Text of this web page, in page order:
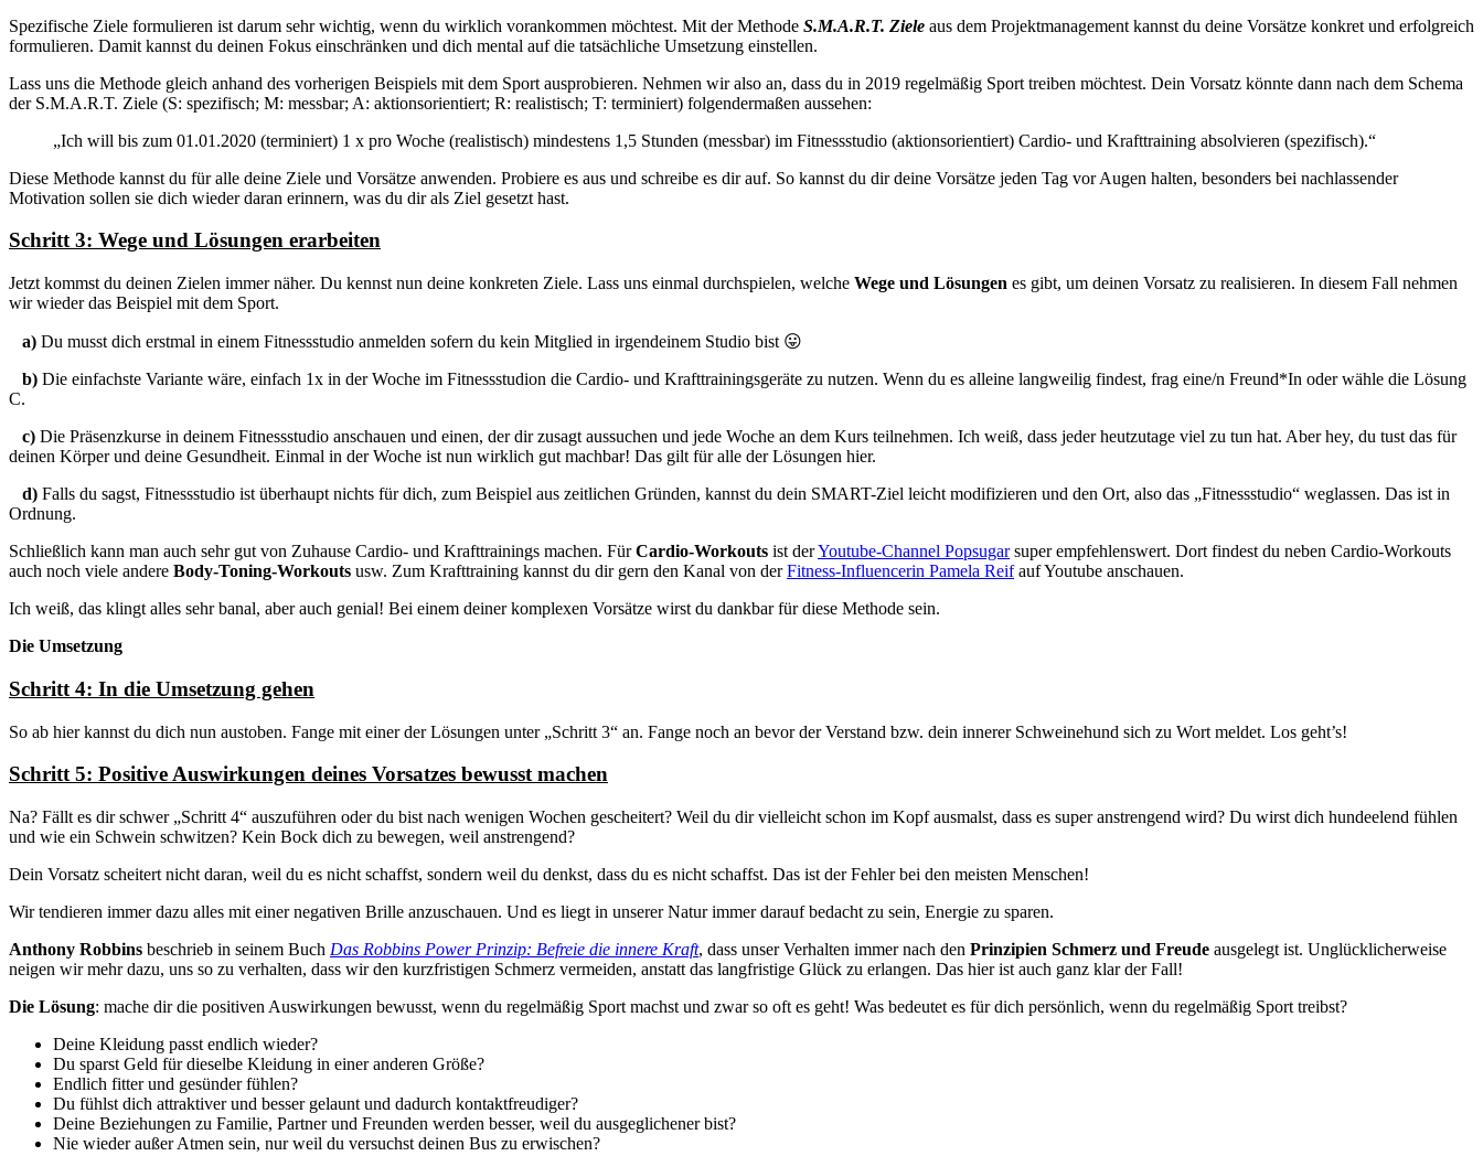
Spezifische Ziele formulieren ist darum sehr wichtig, wenn du wirklich vorankommen möchtest. Mit der Methode S.M.A.R.T. Ziele aus dem Projektmanagement kannst du deine Vorsätze konkret und erfolgreich
formulieren. Damit kannst du deinen Fokus einschränken und dich mental auf die tatsächliche Umsetzung einstellen.
Lass uns die Methode gleich anhand des vorherigen Beispiels mit dem Sport ausprobieren. Nehmen wir also an, dass du in 2019 regelmäßig Sport treiben möchtest. Dein Vorsatz könnte dann nach dem Schema
der S.M.A.R.T. Ziele (S: spezifisch; M: messbar; A: aktionsorientiert; R: realistisch; T: terminiert) folgendermaßen aussehen:
„Ich will bis zum 01.01.2020 (terminiert) 1 x pro Woche (realistisch) mindestens 1,5 Stunden (messbar) im Fitnessstudio (aktionsorientiert) Cardio- und Krafttraining absolvieren (spezifisch).“
Diese Methode kannst du für alle deine Ziele und Vorsätze anwenden. Probiere es aus und schreibe es dir auf. So kannst du dir deine Vorsätze jeden Tag vor Augen halten, besonders bei nachlassender
Motivation sollen sie dich wieder daran erinnern, was du dir als Ziel gesetzt hast.
Schritt 3: Wege und Lösungen erarbeiten
Jetzt kommst du deinen Zielen immer näher. Du kennst nun deine konkreten Ziele. Lass uns einmal durchspielen, welche Wege und Lösungen es gibt, um deinen Vorsatz zu realisieren. In diesem Fall nehmen
wir wieder das Beispiel mit dem Sport.
a) Du musst dich erstmal in einem Fitnessstudio anmelden sofern du kein Mitglied in irgendeinem Studio bist 😛
b) Die einfachste Variante wäre, einfach 1x in der Woche im Fitnessstudion die Cardio- und Krafttrainingsgeräte zu nutzen. Wenn du es alleine langweilig findest, frag eine/n Freund*In oder wähle die Lösung
C.
c) Die Präsenzkurse in deinem Fitnessstudio anschauen und einen, der dir zusagt aussuchen und jede Woche an dem Kurs teilnehmen. Ich weiß, dass jeder heutzutage viel zu tun hat. Aber hey, du tust das für
deinen Körper und deine Gesundheit. Einmal in der Woche ist nun wirklich gut machbar! Das gilt für alle der Lösungen hier.
d) Falls du sagst, Fitnessstudio ist überhaupt nichts für dich, zum Beispiel aus zeitlichen Gründen, kannst du dein SMART-Ziel leicht modifizieren und den Ort, also das „Fitnessstudio“ weglassen. Das ist in
Ordnung.
Schließlich kann man auch sehr gut von Zuhause Cardio- und Krafttrainings machen. FürCardio-Workouts ist derYoutube-Channel Popsugarsuper empfehlenswert. Dort findest du neben Cardio-Workouts
auch noch viele andere Body-Toning-Workouts usw. Zum Krafttraining kannst du dir gern den Kanal von derFitness-Influencerin Pamela Reifauf Youtube anschauen.
Ich weiß, das klingt alles sehr banal, aber auch genial! Bei einem deiner komplexen Vorsätze wirst du dankbar für diese Methode sein.
Die Umsetzung
Schritt 4: In die Umsetzung gehen
So ab hier kannst du dich nun austoben. Fange mit einer der Lösungen unter „Schritt 3“ an. Fange noch an bevor der Verstand bzw. dein innerer Schweinehund sich zu Wort meldet. Los geht’s!
Schritt 5: Positive Auswirkungen deines Vorsatzes bewusst machen
Na? Fällt es dir schwer „Schritt 4“ auszuführen oder du bist nach wenigen Wochen gescheitert? Weil du dir vielleicht schon im Kopf ausmalst, dass es super anstrengend wird? Du wirst dich hundeelend fühlen
und wie ein Schwein schwitzen? Kein Bock dich zu bewegen, weil anstrengend?
Dein Vorsatz scheitert nicht daran, weil du es nicht schaffst, sondern weil du denkst, dass du es nicht schaffst. Das ist der Fehler bei den meisten Menschen!
Wir tendieren immer dazu alles mit einer negativen Brille anzuschauen. Und es liegt in unserer Natur immer darauf bedacht zu sein, Energie zu sparen.
Anthony Robbins beschrieb in seinem Buch Das Robbins Power Prinzip: Befreie die innere Kraft, dass unser Verhalten immer nach den Prinzipien Schmerz und Freude ausgelegt ist. Unglücklicherweise
neigen wir mehr dazu, uns so zu verhalten, dass wir den kurzfristigen Schmerz vermeiden, anstatt das langfristige Glück zu erlangen. Das hier ist auch ganz klar der Fall!
Die Lösung: mache dir die positiven Auswirkungen bewusst, wenn du regelmäßig Sport machst und zwar so oft es geht! Was bedeutet es für dich persönlich, wenn du regelmäßig Sport treibst?
Deine Kleidung passt endlich wieder?
Du sparst Geld für dieselbe Kleidung in einer anderen Größe?
Endlich fitter und gesünder fühlen?
Du fühlst dich attraktiver und besser gelaunt und dadurch kontaktfreudiger?
Deine Beziehungen zu Familie, Partner und Freunden werden besser, weil du ausgeglichener bist?
Nie wieder außer Atmen sein, nur weil du versuchst deinen Bus zu erwischen?